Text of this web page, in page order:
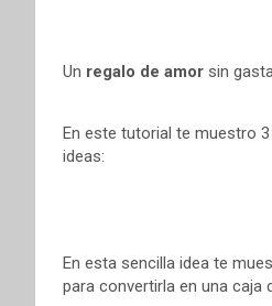
Un regalo de amor sin
En este tutorial te muestro
ideas:
En esta sencilla idea te
para convertirla en una caja